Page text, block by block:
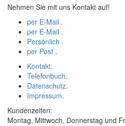
Nehmen Sie mit uns Kontakt auf!
per E-Mail .
per E-Mail .
Persönlich .
per Post .
Kontakt.
Telefonbuch.
Datenschutz.
Impressum.
Kundenzeiten:
Montag, Mittwoch, Donnerstag und